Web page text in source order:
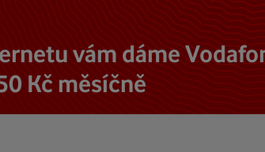
vám dáme
Kč měsíčně